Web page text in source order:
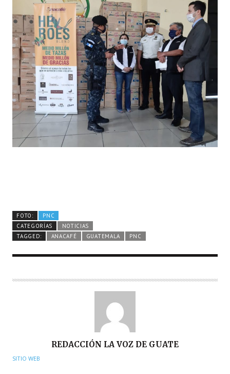
FOTO:
PNC
CATEGORÍAS
NOTICIAS
TAGGED:
ANACAFÉ GUATEMALA PNC
U
REDACCIÓN LA VOZ DE GUATE
SITIO WEB